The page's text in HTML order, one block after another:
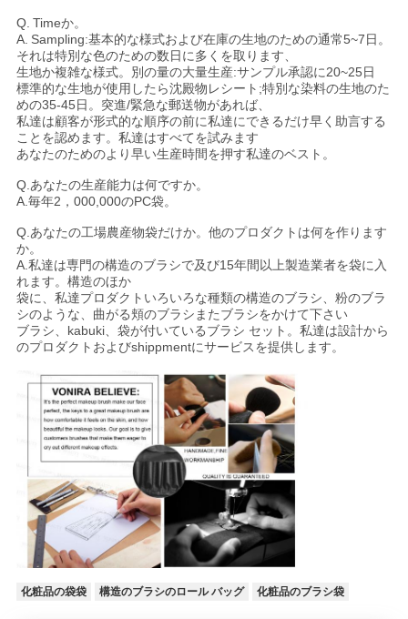
Q. Timeか。
A. Sampling:基本的な様式および在庫の生地のための通常5~7日。
それは特別な色のための数日に多くを取ります、
生地か複雑な様式。別の量の大量生産:サンプル承認に20~25日
標準的な生地が使用したら沈殿物レシート;特別な染料の生地のた
めの35-45日。突進/緊急な郵送物があれば、
私達は顧客が形式的な順序の前に私達にできるだけ早く助言する
ことを認めます。私達はすべてを試みます
あなたのためのより早い生産時間を押す私達のベスト。
Q. あなたの生産能力は何ですか。
A. 毎年2，000,000のPC袋。
Q. あなたの工場農産物袋だけか。他のプロダクトは何を作ります
か。
A.私達は専門の構造のブラシで及び15年間以上製造業者を袋に入
れます。構造のほか
袋に、私達プロダクトいろいろな種類の構造のブラシ、粉のブラ
シのような、曲がる頬のブラシまたブラシをかけて下さい
ブラシ、kabuki、袋が付いているブラシ セット。私達は設計から
のプロダクトおよびshippmentにサービスを提供します。
化粧品の袋袋 構造のブラシのロール バッグ 化粧品のブラシ袋